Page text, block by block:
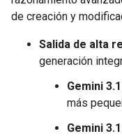
de creación y
Salida de alta
generación
Gemini
más
Gemini